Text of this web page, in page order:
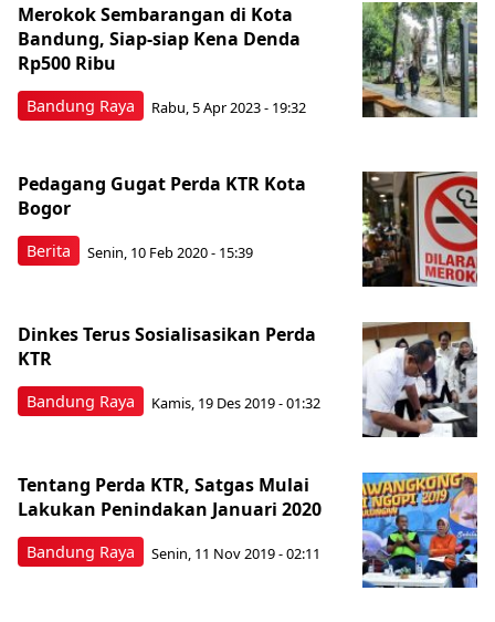
Bandung Raya
Merokok Sembarangan di Kota
Bandung, Siap-siap Kena Denda
Rp500 Ribu
Rabu, 5 Apr 2023 - 19:32
Berita
Pedagang Gugat Perda KTR Kota
Bogor
Senin, 10 Feb 2020 - 15:39
Bandung Raya
Dinkes Terus Sosialisasikan Perda
KTR
Kamis, 19 Des 2019 - 01:32
Bandung Raya
Tentang Perda KTR, Satgas Mulai
Lakukan Penindakan Januari 2020
Senin, 11 Nov 2019 - 02:11